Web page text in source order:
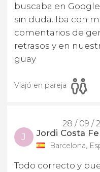
buscaba en
sin duda. Iba con
comentarios de
retrasos y en
guay
Viajó en pareja
28 / 09 /
J Jordi Costa
Barcelona,
Todo correcto y